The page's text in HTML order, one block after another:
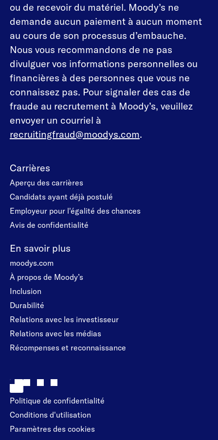
ou de recevoir du matériel. Moody’s ne
demande aucun paiement à aucun moment
au cours de son processus d’embauche.
Nous vous recommandons de ne pas
divulguer vos informations personnelles ou
financières à des personnes que vous ne
connaissez pas. Pour signaler des cas de
fraude au recrutement à Moody’s, veuillez
envoyer un courriel à
recruitingfraud@moodys.com.
Carrières
Aperçu des carrières
Candidats ayant déjà postulé
Employeur pour l'égalité des chances
Avis de confidentialité
En savoir plus
moodys.com
À propos de Moody’s
Inclusion
Durabilité
Relations avec les investisseur
Relations avec les médias
Récompenses et reconnaissance
Politique de confidentialité
Conditions d'utilisation
Paramètres des cookies